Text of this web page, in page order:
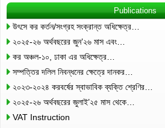
Publications
উৎসে কর কর্তন/সংগ্রহ সংক্রান্ত অধিক্ষেত্র…
২০২৫-২৬ অর্থবছরের জুন’২৬ মাস এবং…
কর অঞ্চল-১০, ঢাকা এর অধিক্ষেত্র…
সম্পত্তির দলিল নিবন্ধনের ক্ষেত্রে দানকর…
২০২৩-২০২৪ করবর্ষের স্বাভাবিক ব্যক্তি শ্রেণির…
২০২৫-২৬ অর্থবছরের জুলাই’২৫ মাস থেকে…
VAT Instruction